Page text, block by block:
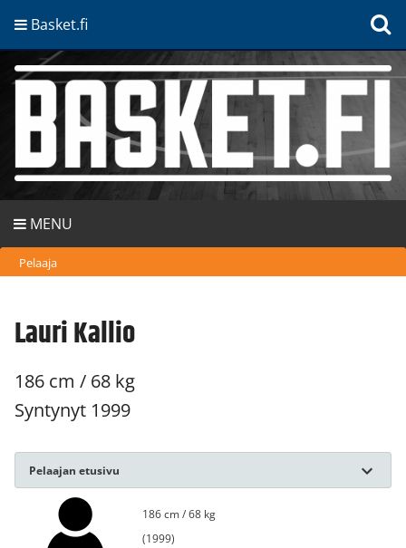
Basket.fi
MENU
Pelaaja
Lauri Kallio
186 cm / 68 kg
Syntynyt 1999
Pelaajan etusivu
186 cm / 68 kg
(1999)